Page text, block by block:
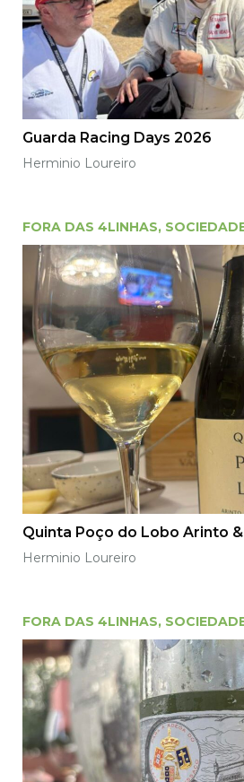
Guarda Racing Days 2026
Herminio Loureiro
FORA DAS 4LINHAS,
Quinta Poço do Lobo Arinto
Herminio Loureiro
FORA DAS 4LINHAS,